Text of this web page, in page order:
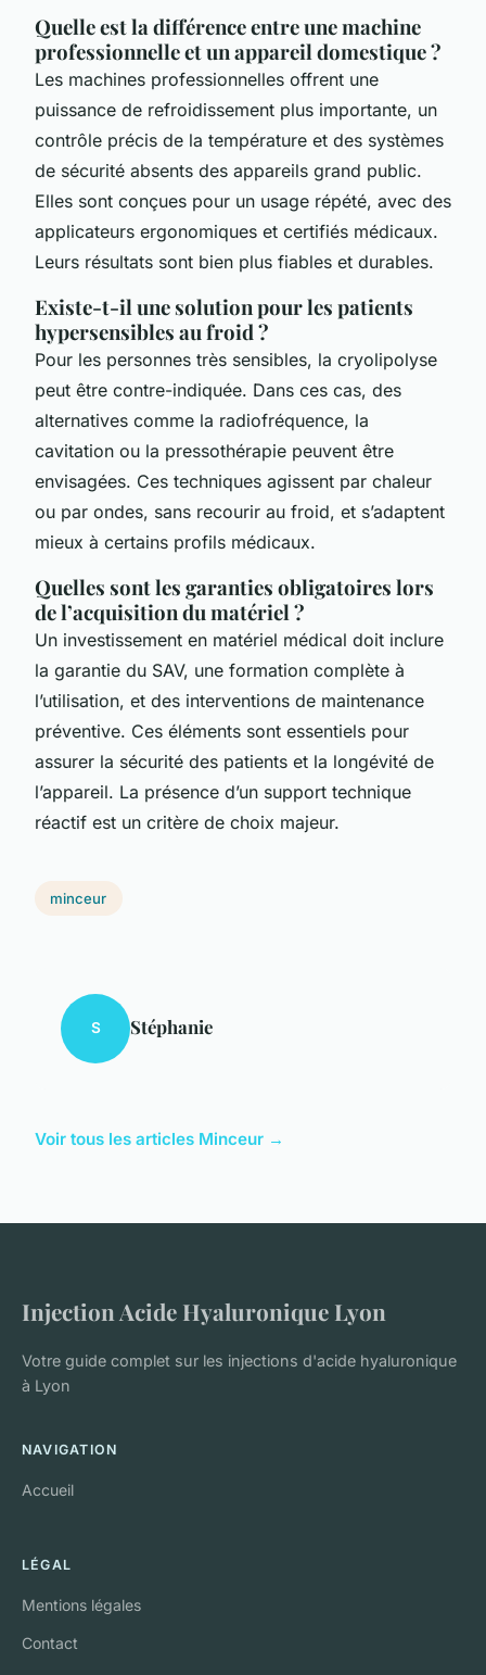
Quelle est la différence entre une machine
professionnelle et un appareil domestique ?
Les machines professionnelles offrent une
puissance de refroidissement plus importante, un
contrôle précis de la température et des systèmes
de sécurité absents des appareils grand public.
Elles sont conçues pour un usage répété, avec des
applicateurs ergonomiques et certifiés médicaux.
Leurs résultats sont bien plus fiables et durables.
Existe-t-il une solution pour les patients
hypersensibles au froid ?
Pour les personnes très sensibles, la cryolipolyse
peut être contre-indiquée. Dans ces cas, des
alternatives comme la radiofréquence, la
cavitation ou la pressothérapie peuvent être
envisagées. Ces techniques agissent par chaleur
ou par ondes, sans recourir au froid, et s’adaptent
mieux à certains profils médicaux.
Quelles sont les garanties obligatoires lors
de l’acquisition du matériel ?
Un investissement en matériel médical doit inclure
la garantie du SAV, une formation complète à
l’utilisation, et des interventions de maintenance
préventive. Ces éléments sont essentiels pour
assurer la sécurité des patients et la longévité de
l’appareil. La présence d’un support technique
réactif est un critère de choix majeur.
minceur
S Stéphanie
Voir tous les articles Minceur →
Injection Acide Hyaluronique Lyon
Votre guide complet sur les injections d'acide hyaluronique
à Lyon
NAVIGATION
Accueil
LÉGAL
Mentions légales
Contact